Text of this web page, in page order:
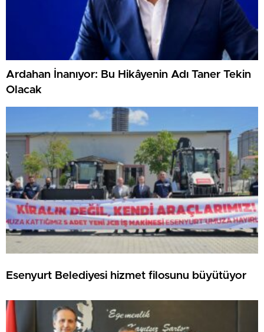
Ardahan İnanıyor: Bu Hikâyenin Adı Taner Tekin
Olacak
Esenyurt Belediyesi hizmet filosunu büyütüyor